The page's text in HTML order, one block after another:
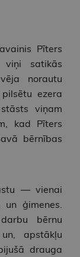
Pīters
satikās
norautu
ezera
viņam
kad Pīters
bērnības
— vienai
ģimenes.
bērnu
apstākļu
drauga